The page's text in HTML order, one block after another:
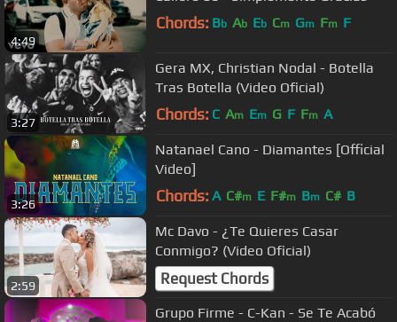
4:49
Chords: Bb Ab Eb Cm Gm Fm F
3:27
Gera MX, Christian Nodal - Botella
Tras Botella (Video Oficial)
Chords: C Am Em G F Fm A
3:26
Natanael Cano - Diamantes [Official
Video]
Chords: A C#m E F#m Bm C# B
2:59
Mc Davo - ¿Te Quieres Casar
Conmigo? (Video Oficial)
Request Chords
Grupo Firme - C-Kan - Se Te Acabó